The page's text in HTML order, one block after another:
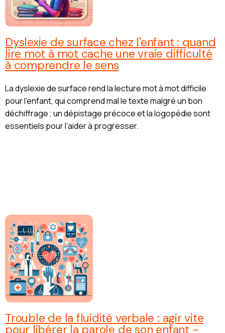
Dyslexie de surface chez l'enfant : quand
lire mot à mot cache une vraie difficulté
à comprendre le sens
La dyslexie de surface rend la lecture mot à mot difficile
pour l’enfant, qui comprend mal le texte malgré un bon
déchiffrage ; un dépistage précoce et la logopédie sont
essentiels pour l’aider à progresser.
Trouble de la fluidité verbale : agir vite
pour libérer la parole de son enfant -